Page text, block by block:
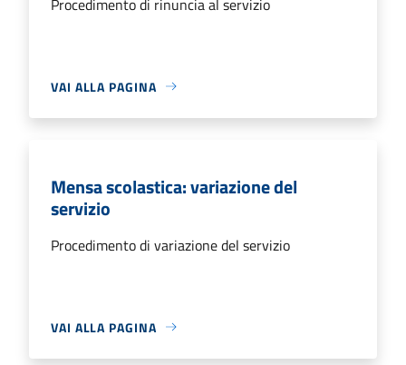
VAI ALLA PAGINA
Mensa scolastica: variazione del
servizio
Procedimento di variazione del servizio
VAI ALLA PAGINA